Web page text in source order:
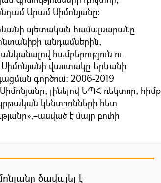
Արամ Սիմոնյանը:
պետական համալսարանը
անդամներին,
համբերություն ու
Սիմոնյանի վաստակը Երևանի
գործում: 2006-2019
լինելով ԵՊՀ ռեկտոր, հիմք
կենտրոնների հետ
է մայր բուհի
ծավալել է